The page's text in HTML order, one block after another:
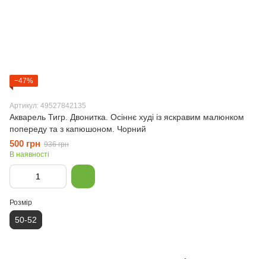
−47%
Артикул: 49527842135
Акварель Тигр. Двонитка. Осіннє худі із яскравим малюнком
попереду та з капюшоном. Чорний
500 грн 936 грн
В наявності
Розмір
50-52